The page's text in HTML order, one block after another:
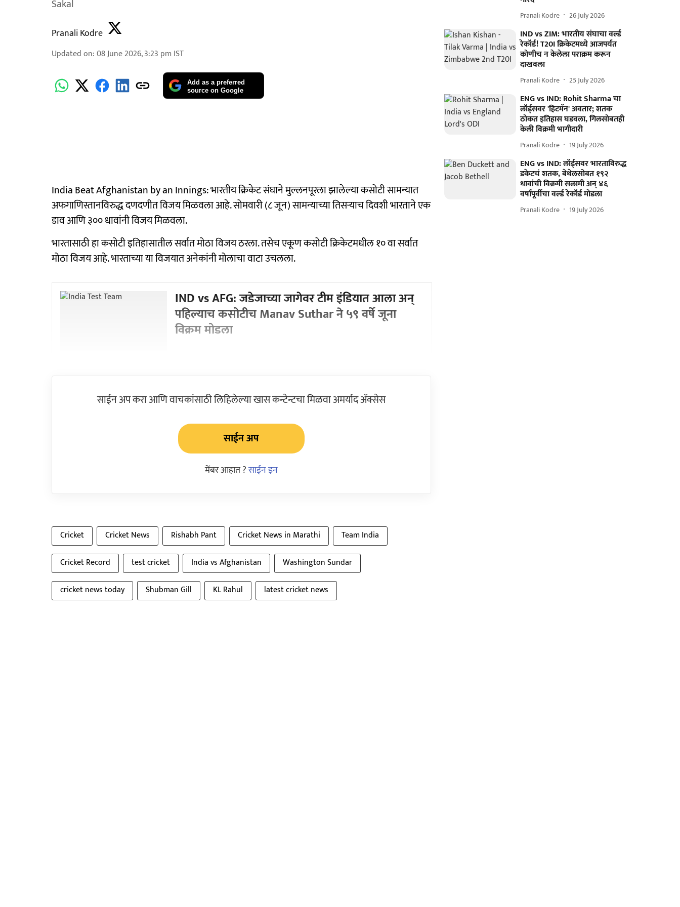
Sakal
Pranali Kodre
Updated on:08 June 2026, 3:23 pm IST
Add as a preferred
source on Google
India Beat Afghanistan by an Innings: भारतीय क्रिकेट संघाने मुल्लनपूरला झालेल्या कसोटी सामन्यात
अफगाणिस्तानविरुद्ध दणदणीत विजय मिळवला आहे. सोमवारी (८ जून) सामन्याच्या तिसऱ्याच दिवशी भारताने एक
डाव आणि ३०० धावांनी विजय मिळवला.
भारतासाठी हा कसोटी इतिहासातील सर्वात मोठा विजय ठरला. तसेच एकूण कसोटी क्रिकेटमधील १० वा सर्वात
मोठा विजय आहे. भारताच्या या विजयात अनेकांनी मोलाचा वाटा उचलला.
IND vs AFG: जडेजाच्या जागेवर टीम इंडियात आला अन्
पहिल्याच कसोटीच Manav Suthar ने ५९ वर्षे जूना
विक्रम मोडला
साईन अप करा आणि वाचकांसाठी लिहिलेल्या खास कन्टेन्टचा मिळवा अमर्याद ॲक्सेस
साईन अप
मेंबर आहात ?साईन इन
Cricket Cricket News Rishabh Pant Cricket News in Marathi
Team India
Cricket Record
test cricket India vs Afghanistan
Washington Sundar
cricket news today
Shubman Gill KL Rahul latest cricket news
Pranali Kodre 26 July 2026
IND vs ZIM: भारतीय संघाचा वर्ल्ड
रेकॉर्ड! T20I क्रिकेटमध्ये आजपर्यंत
कोणीच न केलेला पराक्रम करून
दाखवला
Pranali Kodre 25 July 2026
ENG vs IND: Rohit Sharma चा
लॉर्ड्सवर 'हिटमॅन' अवतार; शतक
ठोकत इतिहास घडवला, गिलसोबतही
केली विक्रमी भागीदारी
Pranali Kodre 19 July 2026
ENG vs IND: लॉर्ड्सवर भारताविरुद्ध
डकेटचं शतक, बेथेलसोबत १९२
धावांची विक्रमी सलामी अन् ४६
वर्षांपूर्वीचा वर्ल्ड रेकॉर्ड मोडला
Pranali Kodre 19 July 2026